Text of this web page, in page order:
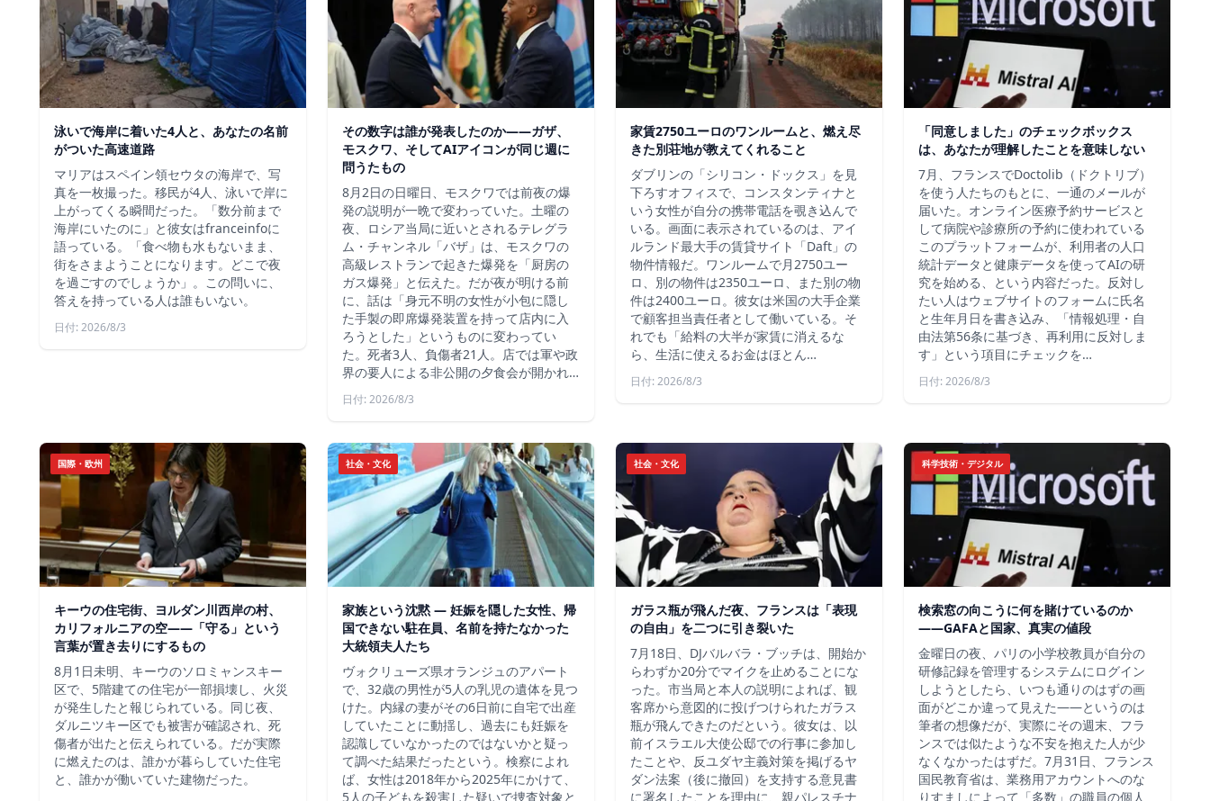
泳いで海岸に着いた4人と、あなたの名前
がついた高速道路
マリアはスペイン領セウタの海岸で、写
真を一枚撮った。移民が4人、泳いで岸に
上がってくる瞬間だった。「数分前まで
海岸にいたのに」と彼女はfranceinfoに
語っている。「食べ物も水もないまま、
街をさまようことになります。どこで夜
を過ごすのでしょうか」。この問いに、
答えを持っている人は誰もいない。
日付: 2026/8/3
その数字は誰が発表したのか——ガザ、
モスクワ、そしてAIアイコンが同じ週に
問うたもの
8月2日の日曜日、モスクワでは前夜の爆
発の説明が一晩で変わっていた。土曜の
夜、ロシア当局に近いとされるテレグラ
ム・チャンネル「バザ」は、モスクワの
高級レストランで起きた爆発を「厨房の
ガス爆発」と伝えた。だが夜が明ける前
に、話は「身元不明の女性が小包に隠し
た手製の即席爆発装置を持って店内に入
ろうとした」というものに変わってい
た。死者3人、負傷者21人。店では軍や政
界の要人による非公開の夕食会が開かれ…
日付: 2026/8/3
家賃2750ユーロのワンルームと、燃え尽
きた別荘地が教えてくれること
ダブリンの「シリコン・ドックス」を見
下ろすオフィスで、コンスタンティナと
いう女性が自分の携帯電話を覗き込んで
いる。画面に表示されているのは、アイ
ルランド最大手の賃貸サイト「Daft」の
物件情報だ。ワンルームで月2750ユー
ロ、別の物件は2350ユーロ、また別の物
件は2400ユーロ。彼女は米国の大手企業
で顧客担当責任者として働いている。そ
れでも「給料の大半が家賃に消えるな
ら、生活に使えるお金はほとん…
日付: 2026/8/3
「同意しました」のチェックボックス
は、あなたが理解したことを意味しない
7月、フランスでDoctolib（ドクトリブ）
を使う人たちのもとに、一通のメールが
届いた。オンライン医療予約サービスと
して病院や診療所の予約に使われている
このプラットフォームが、利用者の人口
統計データと健康データを使ってAIの研
究を始める、という内容だった。反対し
たい人はウェブサイトのフォームに氏名
と生年月日を書き込み、「情報処理・自
由法第56条に基づき、再利用に反対しま
す」という項目にチェックを…
日付: 2026/8/3
国際・欧州
キーウの住宅街、ヨルダン川西岸の村、
カリフォルニアの空——「守る」という
言葉が置き去りにするもの
8月1日未明、キーウのソロミャンスキー
区で、5階建ての住宅が一部損壊し、火災
が発生したと報じられている。同じ夜、
ダルニツキー区でも被害が確認され、死
傷者が出たと伝えられている。だが実際
に燃えたのは、誰かが暮らしていた住宅
と、誰かが働いていた建物だった。
社会・文化
家族という沈黙 ― 妊娠を隠した女性、帰
国できない駐在員、名前を持たなかった
大統領夫人たち
ヴォクリューズ県オランジュのアパート
で、32歳の男性が5人の乳児の遺体を見つ
けた。内縁の妻がその6日前に自宅で出産
していたことに動揺し、過去にも妊娠を
認識していなかったのではないかと疑っ
て調べた結果だったという。検察によれ
ば、女性は2018年から2025年にかけて、
5人の子どもを殺害した疑いで捜査対象と
社会・文化
ガラス瓶が飛んだ夜、フランスは「表現
の自由」を二つに引き裂いた
7月18日、DJバルバラ・ブッチは、開始か
らわずか20分でマイクを止めることにな
った。市当局と本人の説明によれば、観
客席から意図的に投げつけられたガラス
瓶が飛んできたのだという。彼女は、以
前イスラエル大使公邸での行事に参加し
たことや、反ユダヤ主義対策を掲げるヤ
ダン法案（後に撤回）を支持する意見書
に署名したことを理由に、親パレスチナ
科学技術・デジタル
検索窓の向こうに何を賭けているのか
——GAFAと国家、真実の値段
金曜日の夜、パリの小学校教員が自分の
研修記録を管理するシステムにログイン
しようとしたら、いつも通りのはずの画
面がどこか違って見えた——というのは
筆者の想像だが、実際にその週末、フラ
ンスでは似たような不安を抱えた人が少
なくなかったはずだ。7月31日、フランス
国民教育省は、業務用アカウントへのな
りすましによって「多数」の職員の個人